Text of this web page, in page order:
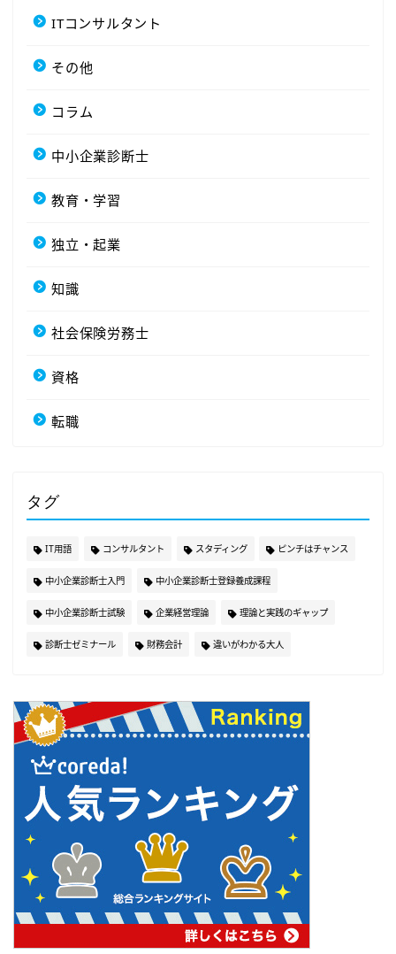
ITコンサルタント
その他
コラム
中小企業診断士
教育・学習
独立・起業
知識
社会保険労務士
資格
転職
タグ
IT用語 コンサルタント スタディング ピンチはチャンス
中小企業診断士入門 中小企業診断士登録養成課程
中小企業診断士試験 企業経営理論 理論と実践のギャップ
診断士ゼミナール 財務会計 違いがわかる大人